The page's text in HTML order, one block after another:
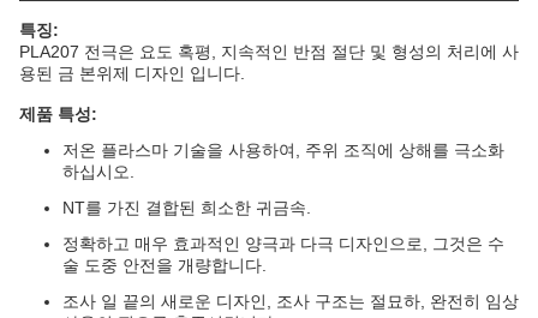
특징:
PLA207 전극은 요도 혹평, 지속적인 반점 절단 및 형성의 처리에 사
용된 금 본위제 디자인 입니다.
제품 특성:
저온 플라스마 기술을 사용하여, 주위 조직에 상해를 극소화
하십시오.
NT를 가진 결합된 희소한 귀금속.
정확하고 매우 효과적인 양극과 다극 디자인으로, 그것은 수
술 도중 안전을 개량합니다.
조사 일 끝의 새로운 디자인, 조사 구조는 절묘하, 완전히 임상